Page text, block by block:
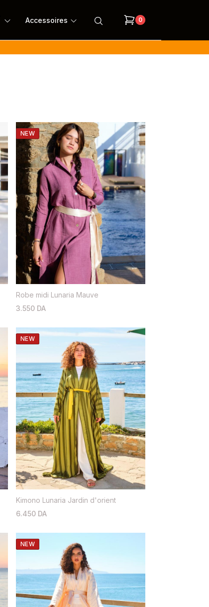
Accessoires 0
NEW
Robe midi Lunaria Mauve
3.550 DA
NEW
Kimono Lunaria Jardin d'orient
6.450 DA
NEW